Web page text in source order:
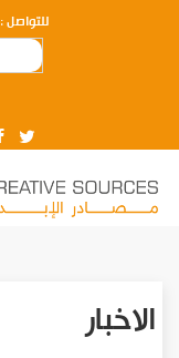
للتواصل :
Search
الاخبار